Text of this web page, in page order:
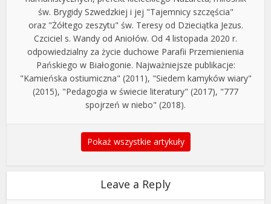
św. Brygidy Szwedzkiej i jej "Tajemnicy szczęścia"
oraz "Żółtego zeszytu" św. Teresy od Dzieciątka Jezus.
Czciciel s. Wandy od Aniołów. Od 4 listopada 2020 r.
odpowiedzialny za życie duchowe Parafii Przemienienia
Pańskiego w Białogonie. Najważniejsze publikacje:
"Kamieńska ostiumiczna" (2011), "Siedem kamyków wiary"
(2015), "Pedagogia w świecie literatury" (2017), "777
spojrzeń w niebo" (2018).
Pokaż wszystkie artykuły
Leave a Reply